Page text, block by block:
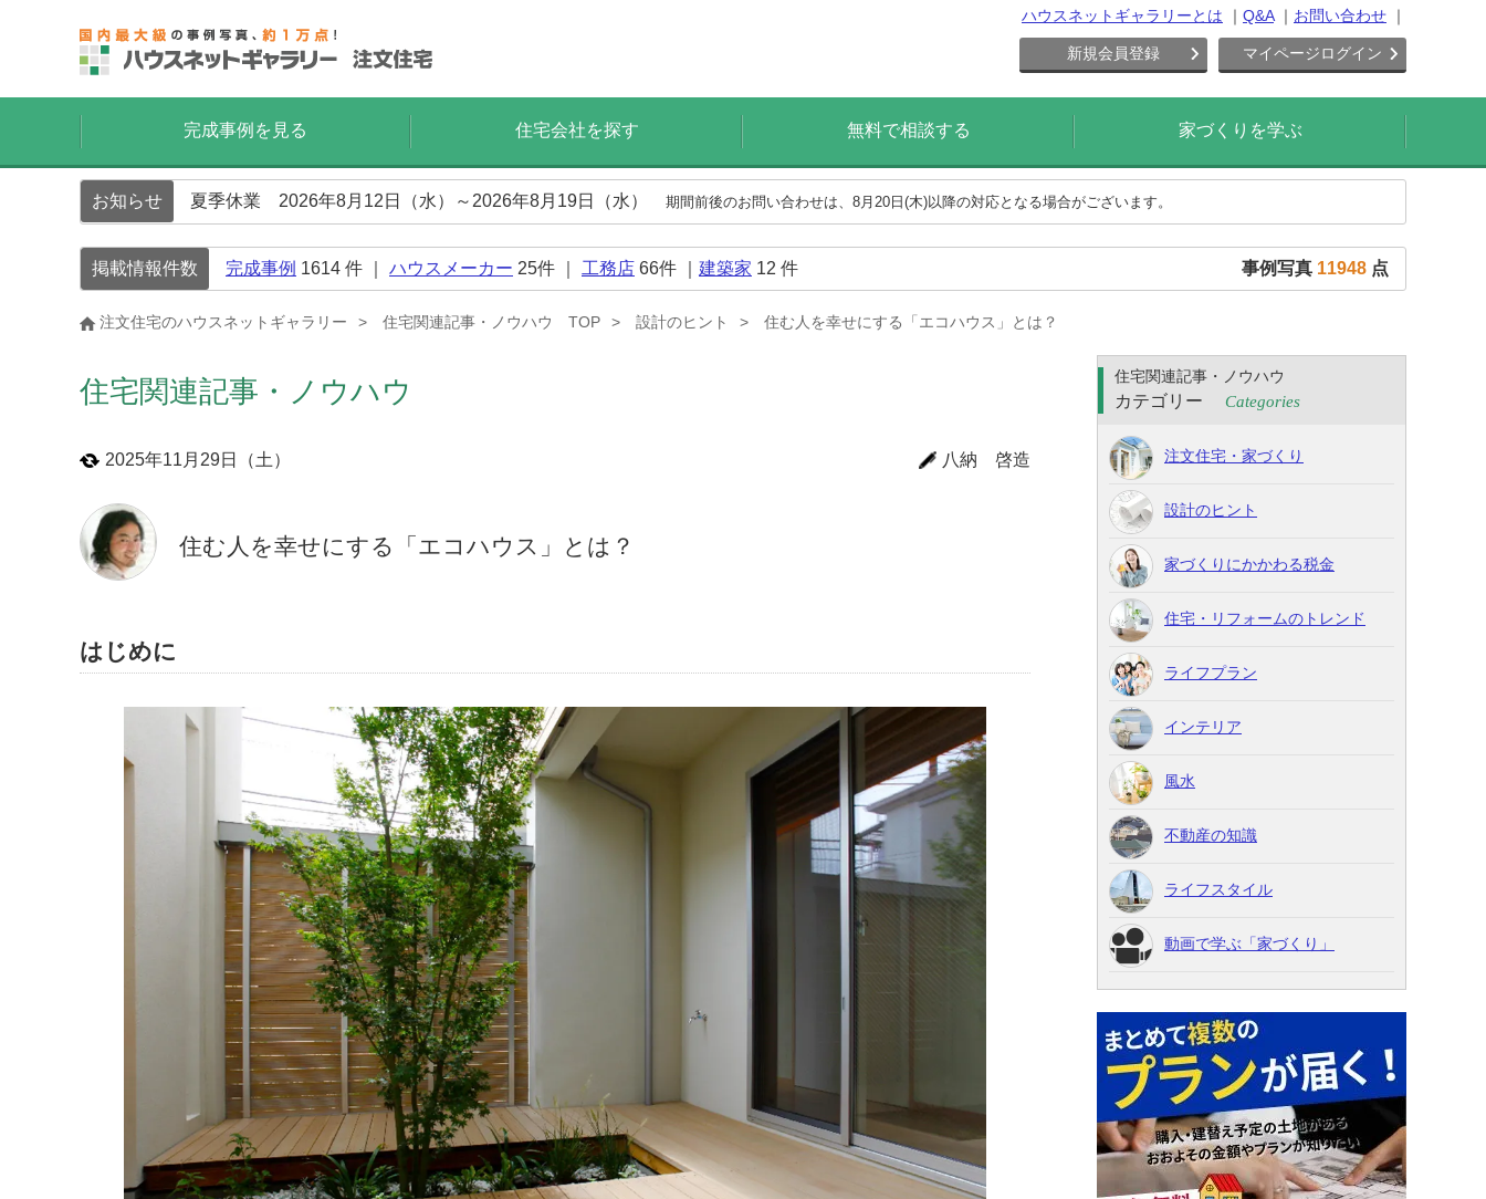
ハウスネットギャラリーとは Q&A お問い合わせ
新規会員登録 マイページログイン
完成事例を見る 住宅会社を探す 無料で相談する 家づくりを学ぶ
お知らせ 夏季休業 2026年8月12日（水）～2026年8月19日（水） 期間前後のお問い合わせは、8月20日(木)以降の対応となる場合がございます。
掲載情報件数 完成事例 1614 件 ｜ ハウスメーカー 25件 ｜ 工務店 66件 ｜ 建築家 12 件 事例写真 11948 点
注文住宅のハウスネットギャラリー 住宅関連記事・ノウハウ TOP 設計のヒント 住む人を幸せにする「エコハウス」とは？
住宅関連記事・ノウハウ
2025年11月29日（土） 八納 啓造
住む人を幸せにする「エコハウス」とは？
はじめに
住宅関連記事・ノウハウ
カテゴリー Categories
注文住宅・家づくり
設計のヒント
家づくりにかかわる税金
住宅・リフォームのトレンド
ライフプラン
インテリア
風水
不動産の知識
ライフスタイル
動画で学ぶ「家づくり」